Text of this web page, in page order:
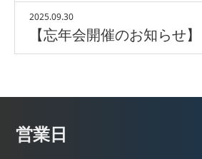
2025.09.30
【忘年会開催のお知らせ】
営業日